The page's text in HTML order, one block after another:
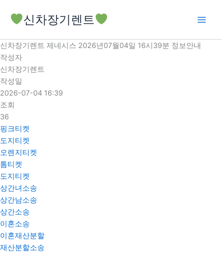
로
건
너
뛰
기
신차장기렌트
신차장기렌트 제네시스 2026년07월04일 16시39분 정보안내
작성자
신차장기렌트
작성일
2026-07-04 16:39
조회
36
핑크티켓
도지티켓
오렌지티켓
톰티켓
도지티켓
상간녀소송
상간남소송
상간소송
이혼소송
이혼재산분할
재산분할소송